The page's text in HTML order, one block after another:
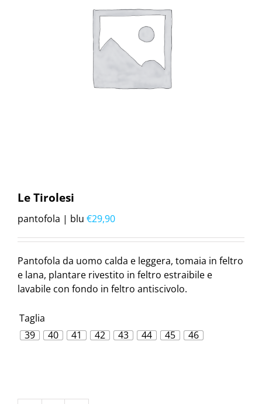
Le Tirolesi
pantofola | blu €29,90
Pantofola da uomo calda e leggera, tomaia in feltro
e lana, plantare rivestito in feltro estraibile e
lavabile con fondo in feltro antiscivolo.
Taglia

39 40 41 42 43 44 45 46